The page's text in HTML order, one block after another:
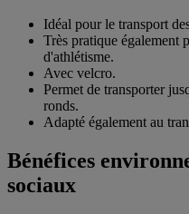
Idéal pour le transport
Très pratique également
d'athlétisme.
Avec velcro.
Permet de transporter
ronds.
Adapté également au
Bénéfices
sociaux